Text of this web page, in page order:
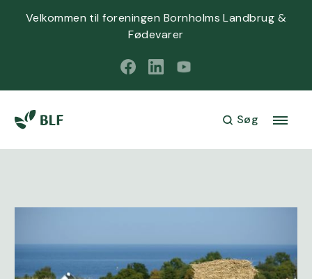
Velkommen til foreningen Bornholms Landbrug &
Fødevarer
Søg